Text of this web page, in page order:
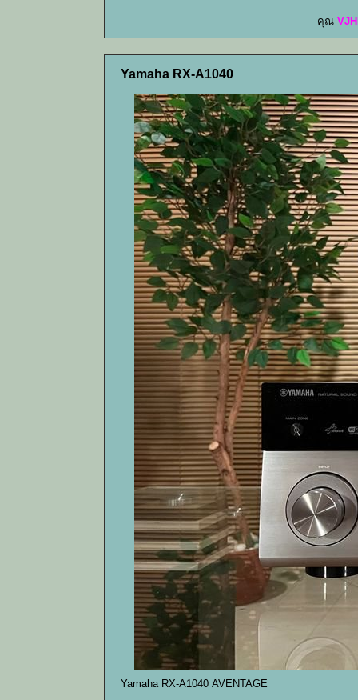
คุณ
Yamaha RX-A1040
Yamaha RX-A1040 AVENTAGE